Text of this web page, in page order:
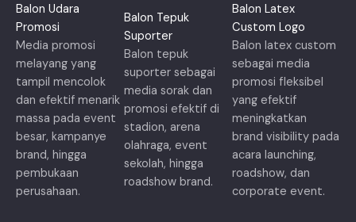
Balon Udara
Promosi
Media promosi
melayang yang
tampil mencolok
dan efektif menarik
massa pada event
besar, kampanye
brand, hingga
pembukaan
perusahaan.
Balon Tepuk
Suporter
Balon tepuk
suporter sebagai
media sorak dan
promosi efektif di
stadion, arena
olahraga, event
sekolah, hingga
roadshow brand.
Balon Latex
Custom Logo
Balon latex custom
sebagai media
promosi fleksibel
yang efektif
meningkatkan
brand visibility pada
acara launching,
roadshow, dan
corporate event.